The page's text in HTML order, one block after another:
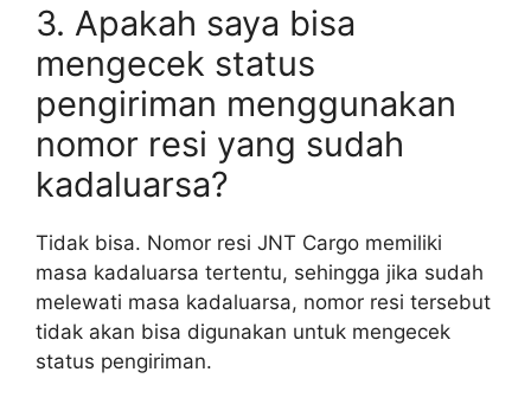
3. Apakah saya bisa
mengecek status
pengiriman menggunakan
nomor resi yang sudah
kadaluarsa?
Tidak bisa. Nomor resi JNT Cargo memiliki
masa kadaluarsa tertentu, sehingga jika sudah
melewati masa kadaluarsa, nomor resi tersebut
tidak akan bisa digunakan untuk mengecek
status pengiriman.